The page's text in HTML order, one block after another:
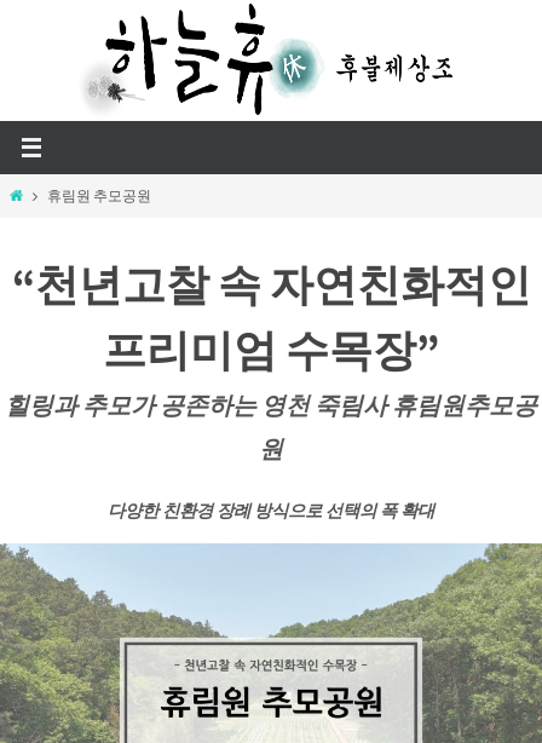
Home휴림원 추모공원
“천년고찰 속 자연친화적인
프리미엄 수목장”
힐링과 추모가 공존하는 영천 죽림사 휴림원추모공
원
다양한 친환경 장례 방식으로 선택의 폭 확대